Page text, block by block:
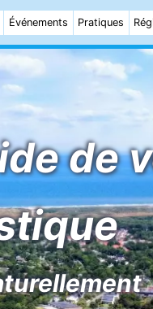
Événements Pratiques
de